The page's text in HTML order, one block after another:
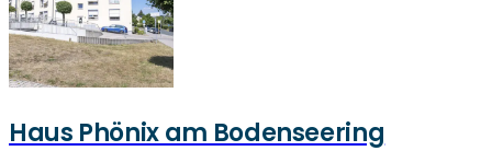
Haus Phönix am Bodenseering